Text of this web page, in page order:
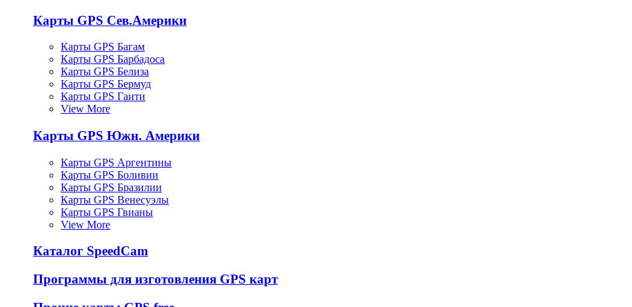
Карты GPS Сев.Америки
Карты GPS Багам
Карты GPS Барбадоса
Карты GPS Белиза
Карты GPS Бермуд
Карты GPS Гаити
View More
Карты GPS Южн. Америки
Карты GPS Аргентины
Карты GPS Боливии
Карты GPS Бразилии
Карты GPS Венесуэлы
Карты GPS Гвианы
View More
Каталог SpeedCam
Программы для изготовления GPS карт